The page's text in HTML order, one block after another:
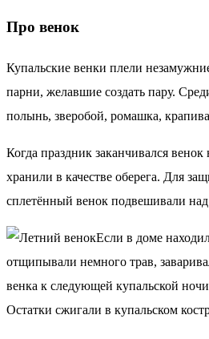
Про венок
Купальские венки плели
парни, желавшие создать пару.
полынь, зверобой, ромашка,
Когда праздник заканчивался
хранили в качестве оберега. Для
сплетённый венок подвешивали
Если в доме
отщипывали немного трав,
венка к следующей купальской
Остатки сжигали в купальском